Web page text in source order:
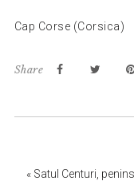
Cap Corse (Corsica)
Share
« Satul Centuri,